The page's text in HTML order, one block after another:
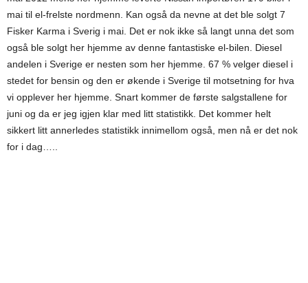
mai til el-frelste nordmenn. Kan også da nevne at det ble solgt 7
Fisker Karma i Sverig i mai. Det er nok ikke så langt unna det som
også ble solgt her hjemme av denne fantastiske el-bilen. Diesel
andelen i Sverige er nesten som her hjemme. 67 % velger diesel i
stedet for bensin og den er økende i Sverige til motsetning for hva
vi opplever her hjemme. Snart kommer de første salgstallene for
juni og da er jeg igjen klar med litt statistikk. Det kommer helt
sikkert litt annerledes statistikk innimellom også, men nå er det nok
for i dag…..